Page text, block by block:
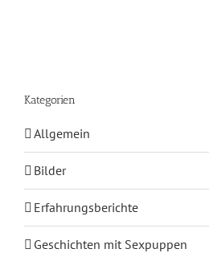
Kategorien
Allgemein
Bilder
Erfahrungsberichte
Geschichten mit Sexpuppen